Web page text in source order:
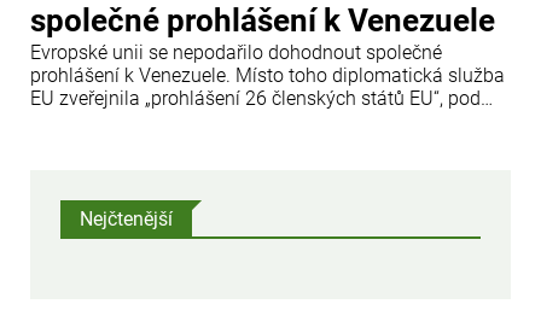
společné prohlášení k Venezuele
Evropské unii se nepodařilo dohodnout společné
prohlášení k Venezuele. Místo toho diplomatická služba
EU zveřejnila „prohlášení 26 členských států EU“, pod
Nejčtenější